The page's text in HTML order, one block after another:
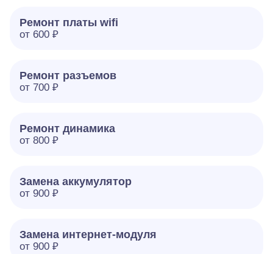
Ремонт платы wifi
от 600 ₽
Ремонт разъемов
от 700 ₽
Ремонт динамика
от 800 ₽
Замена аккумулятор
от 900 ₽
Замена интернет-модуля
от 900 ₽